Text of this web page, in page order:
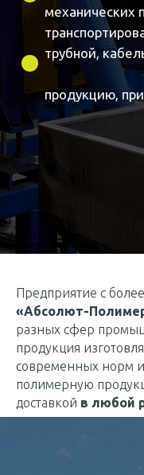
Подробнее >>
Предприятие с
«Абсолют-
разных сфер
продукция
современных норм и
полимерную
доставкой в любой